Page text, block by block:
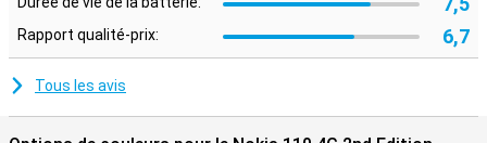
Rapport qualité-prix: 6,7
Tous les avis